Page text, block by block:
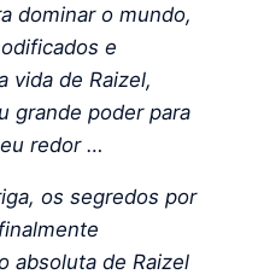
dominar o mundo,
e
vida de Raizel,
grande poder para
redor …
os segredos por
absoluta de Raizel